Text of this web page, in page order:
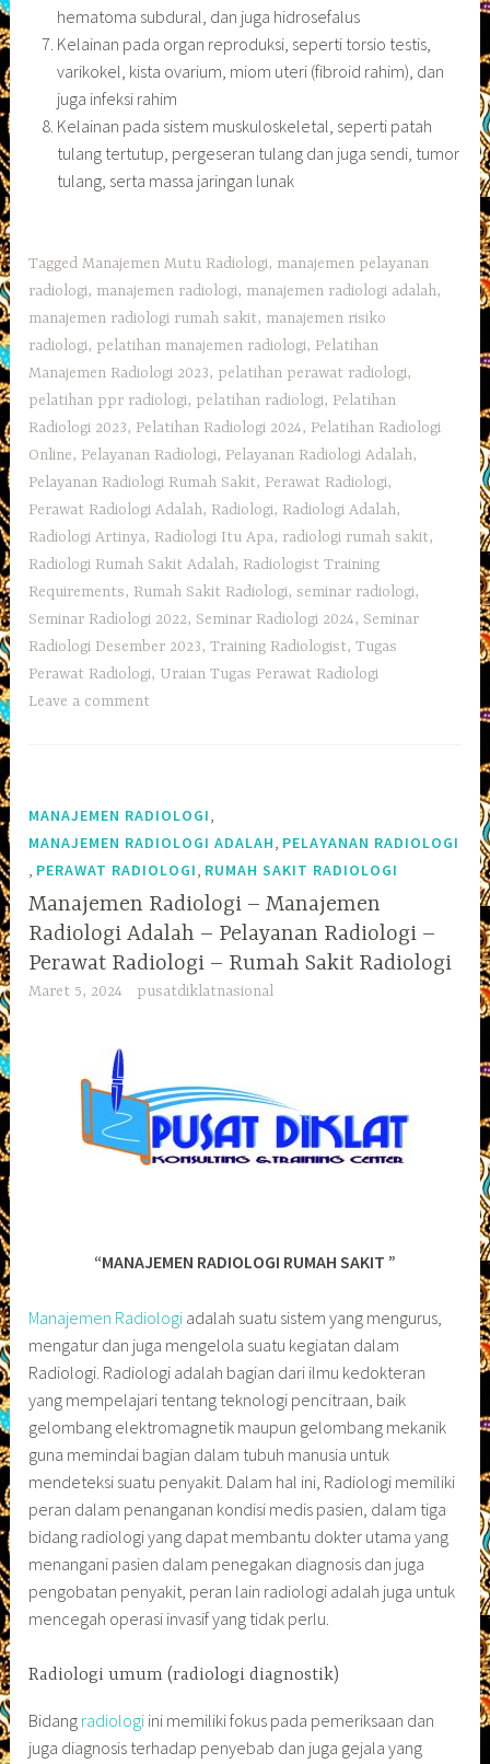
hematoma subdural, dan juga hidrosefalus
Kelainan pada organ reproduksi, seperti torsio testis,
varikokel, kista ovarium, miom uteri (fibroid rahim), dan
juga infeksi rahim
Kelainan pada sistem muskuloskeletal, seperti patah
tulang tertutup, pergeseran tulang dan juga sendi, tumor
tulang, serta massa jaringan lunak
TaggedManajemen Mutu Radiologi, manajemen pelayanan
radiologi, manajemen radiologi, manajemen radiologi adalah,
manajemen radiologi rumah sakit, manajemen risiko
radiologi, pelatihan manajemen radiologi, Pelatihan
Manajemen Radiologi 2023, pelatihan perawat radiologi,
pelatihan ppr radiologi, pelatihan radiologi, Pelatihan
Radiologi 2023, Pelatihan Radiologi 2024, Pelatihan Radiologi
Online, Pelayanan Radiologi, Pelayanan Radiologi Adalah,
Pelayanan Radiologi Rumah Sakit, Perawat Radiologi,
Perawat Radiologi Adalah, Radiologi, Radiologi Adalah,
Radiologi Artinya, Radiologi Itu Apa, radiologi rumah sakit,
Radiologi Rumah Sakit Adalah, Radiologist Training
Requirements, Rumah Sakit Radiologi,seminar radiologi,
Seminar Radiologi 2022, Seminar Radiologi 2024, Seminar
Radiologi Desember 2023,Training Radiologist,Tugas
Perawat Radiologi, Uraian Tugas Perawat Radiologi
Leave a comment
MANAJEMEN RADIOLOGI,
MANAJEMEN RADIOLOGI ADALAH, PELAYANAN RADIOLOGI
, PERAWAT RADIOLOGI, RUMAH SAKIT RADIOLOGI
Manajemen Radiologi – Manajemen
Radiologi Adalah – Pelayanan Radiologi –
Perawat Radiologi – Rumah Sakit Radiologi
Maret 5, 2024 pusatdiklatnasional
“MANAJEMEN RADIOLOGI RUMAH SAKIT ”
Manajemen Radiologi adalah suatu sistem yang mengurus,
mengatur dan juga mengelola suatu kegiatan dalam
Radiologi. Radiologi adalah bagian dari ilmu kedokteran
yang mempelajari tentang teknologi pencitraan, baik
gelombang elektromagnetik maupun gelombang mekanik
guna memindai bagian dalam tubuh manusia untuk
mendeteksi suatu penyakit. Dalam hal ini, Radiologi memiliki
peran dalam penanganan kondisi medis pasien, dalam tiga
bidang radiologi yang dapat membantu dokter utama yang
menangani pasien dalam penegakan diagnosis dan juga
pengobatan penyakit, peran lain radiologi adalah juga untuk
mencegah operasi invasif yang tidak perlu.
Radiologi umum (radiologi diagnostik)
Bidang radiologi ini memiliki fokus pada pemeriksaan dan
juga diagnosis terhadap penyebab dan juga gejala yang